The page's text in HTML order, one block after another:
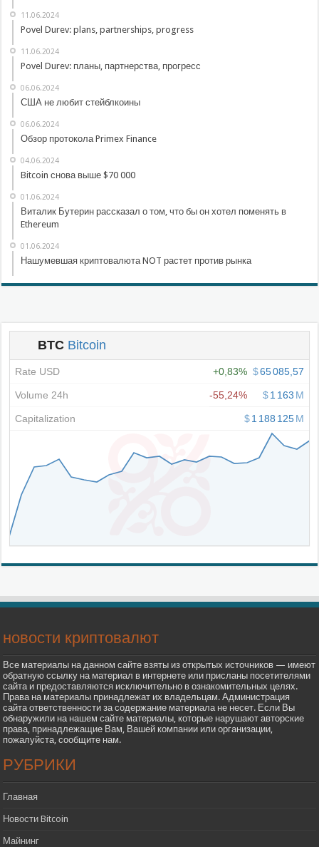
11.06.2024
Povel Durev: plans, partnerships, progress
11.06.2024
Povel Durev: планы, партнерства, прогресс
06.06.2024
США не любит стейблкоины
06.06.2024
Обзор протокола Primex Finance
04.06.2024
Bitcoin снова выше $70 000
01.06.2024
Виталик Бутерин рассказал о том, что бы он хотел поменять в
Ethereum
01.06.2024
Нашумевшая криптовалюта NOT растет против рынка
новости криптовалют
Все материалы на данном сайте взяты из открытых источников — имеют
обратную ссылку на материал в интернете или присланы посетителями
сайта и предоставляются исключительно в ознакомительных целях.
Права на материалы принадлежат их владельцам. Администрация
сайта ответственности за содержание материала не несет. Если Вы
обнаружили на нашем сайте материалы, которые нарушают авторские
права, принадлежащие Вам, Вашей компании или организации,
пожалуйста, сообщите нам.
РУБРИКИ
Главная
Новости Bitcoin
Майнинг